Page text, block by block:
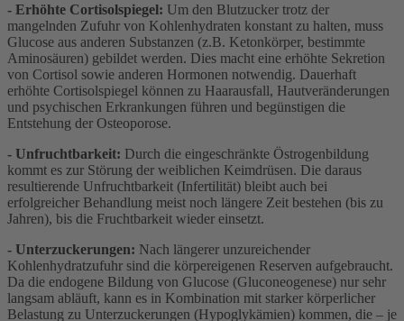
- Erhöhte Cortisolspiegel: Um den Blutzucker trotz der
mangelnden Zufuhr von Kohlenhydraten konstant zu halten, muss
Glucose aus anderen Substanzen (z.B. Ketonkörper, bestimmte
Aminosäuren) gebildet werden. Dies macht eine erhöhte Sekretion
von Cortisol sowie anderen Hormonen notwendig. Dauerhaft
erhöhte Cortisolspiegel können zu Haarausfall, Hautveränderungen
und psychischen Erkrankungen führen und begünstigen die
Entstehung der Osteoporose.
- Unfruchtbarkeit: Durch die eingeschränkte Östrogenbildung
kommt es zur Störung der weiblichen Keimdrüsen. Die daraus
resultierende Unfruchtbarkeit (Infertilität) bleibt auch bei
erfolgreicher Behandlung meist noch längere Zeit bestehen (bis zu
Jahren), bis die Fruchtbarkeit wieder einsetzt.
- Unterzuckerungen: Nach längerer unzureichender
Kohlenhydratzufuhr sind die körpereigenen Reserven aufgebraucht.
Da die endogene Bildung von Glucose (Gluconeogenese) nur sehr
langsam abläuft, kann es in Kombination mit starker körperlicher
Belastung zu Unterzuckerungen (Hypoglykämien) kommen, die – je